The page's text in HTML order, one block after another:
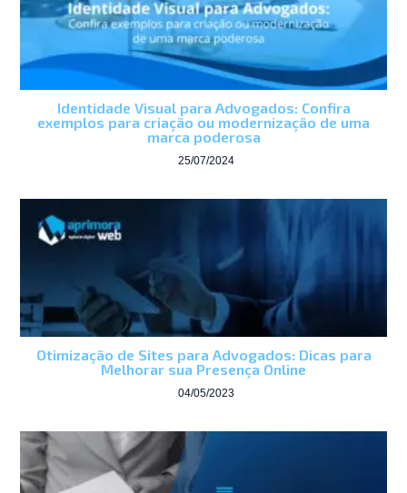
Identidade Visual para Advogados: Confira
exemplos para criação ou modernização de uma
marca poderosa
25/07/2024
Otimização de Sites para Advogados: Dicas para
Melhorar sua Presença Online
04/05/2023